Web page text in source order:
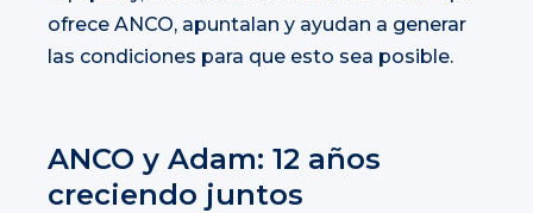
ofrece ANCO, apuntalan y ayudan a generar
las condiciones para que esto sea posible.
ANCO y Adam: 12 años
creciendo juntos